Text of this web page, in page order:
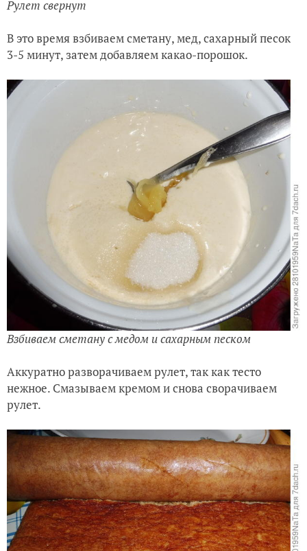
Рулет свернут
В это время взбиваем сметану, мед, сахарный песок
3-5 минут, затем добавляем какао-порошок.
Взбиваем сметану с медом и сахарным песком
Аккуратно разворачиваем рулет, так как тесто
нежное. Смазываем кремом и снова сворачиваем
рулет.